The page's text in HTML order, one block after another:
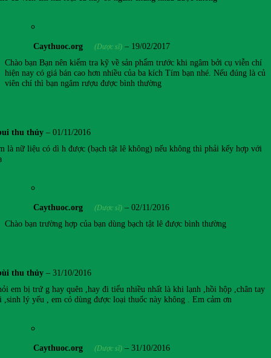
Caythuoc.org (Dược sĩ) – 19/02/2017
Chào bạn Bạn nên kiểm tra kỹ về sản phẩm trước khi ngâm bởi cụ viễn chí
hiện nay có giá bán cao hơn nhiều của ba kích Tím bạn nhé. Nếu đúng là củ
viên chí thì bạn ngâm rượu được bình thường
thu thủy – 01/11/2016
là nữ liệu có dì h được (bạch tật lê không) nếu không thì phải kếy hợp với
Caythuoc.org (Dược sĩ) – 02/11/2016
Chào bạn trường hợp của bạn dùng bạch tật lê được bình thường
thu thủy – 31/10/2016
em bị trứ g hay quên ,hay đi tiểu nhiều nhất là khi lạnh ,hồi hộp ,chân tay
,sinh lý yếu , em có dùng được loại thuốc này không . Em cảm ơn
Caythuoc.org (Dược sĩ) – 31/10/2016